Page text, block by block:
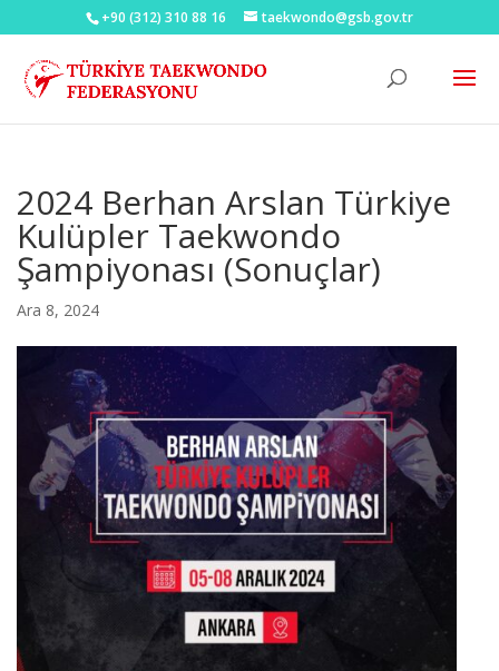
+90 (312) 310 88 16 taekwondo@gsb.gov.tr
2024 Berhan Arslan Türkiye
Kulüpler Taekwondo
Şampiyonası (Sonuçlar)
Ara 8, 2024